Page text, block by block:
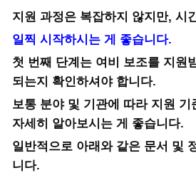
지원 과정은 복잡하지 않지만, 시
일찍 시작하시는 게 좋습니다.
첫 번째 단계는 여비 보조를 지원
되는지 확인하셔야 합니다.
보통 분야 및 기관에 따라 지원 기
자세히 알아보시는 게 좋습니다.
일반적으로 아래와 같은 문서 및
니다.